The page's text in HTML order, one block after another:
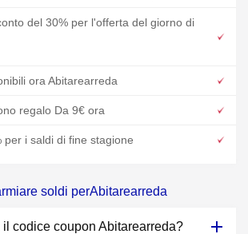
del 30% per l'offerta del giorno di
ora Abitarearreda
regalo Da 9€ ora
per i saldi di fine stagione
soldi perAbitarearreda
codice coupon Abitarearreda?